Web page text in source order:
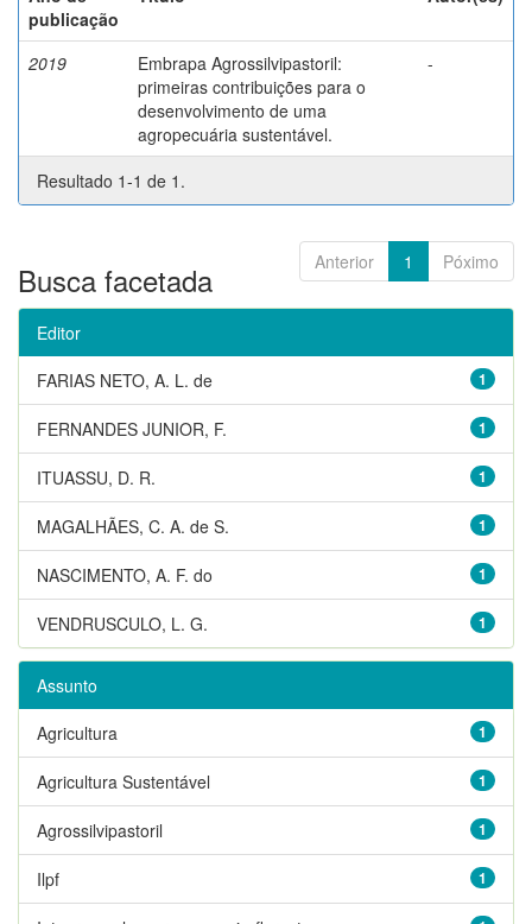
publicação
2019
Embrapa Agrossilvipastoril:
primeiras contribuições para o
desenvolvimento de uma
agropecuária sustentável.
-
Resultado 1-1 de 1.
Anterior 1 Póximo
Busca facetada
Editor
1
FARIAS NETO, A. L. de
1
FERNANDES JUNIOR, F.
1
ITUASSU, D. R.
1
MAGALHÃES, C. A. de S.
1
NASCIMENTO, A. F. do
1
VENDRUSCULO, L. G.
Assunto
1
Agricultura
1
Agricultura Sustentável
1
Agrossilvipastoril
1
Ilpf